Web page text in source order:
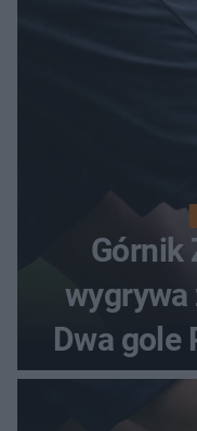
Górnik
wygrywa
Dwa gole